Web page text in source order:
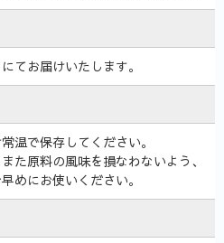
てお届けいたします。
温で保存してください。
た原料の風味を損なわないよう、
めにお使いください。